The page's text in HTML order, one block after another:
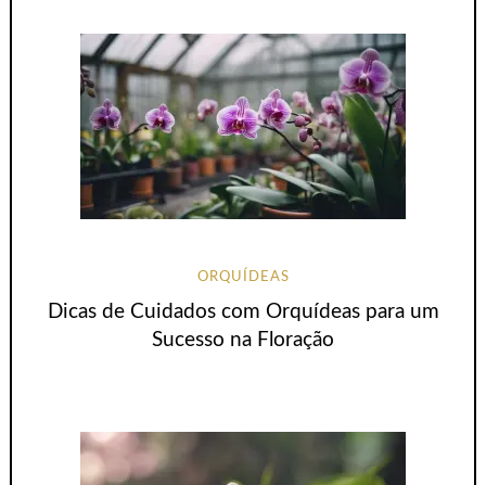
ORQUÍDEAS
Dicas de Cuidados com Orquídeas para um
Sucesso na Floração